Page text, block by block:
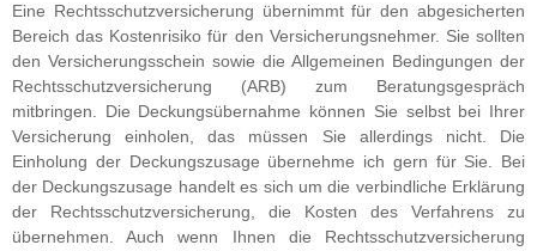
Eine Rechtsschutzversicherung übernimmt für den abgesicherten
Bereich das Kostenrisiko für den Versicherungsnehmer. Sie sollten
den Versicherungsschein sowie die Allgemeinen Bedingungen der
Rechtsschutzversicherung (ARB) zum Beratungsgespräch
mitbringen. Die Deckungsübernahme können Sie selbst bei Ihrer
Versicherung einholen, das müssen Sie allerdings nicht. Die
Einholung der Deckungszusage übernehme ich gern für Sie. Bei
der Deckungszusage handelt es sich um die verbindliche Erklärung
der Rechtsschutzversicherung, die Kosten des Verfahrens zu
übernehmen. Auch wenn Ihnen die Rechtsschutzversicherung